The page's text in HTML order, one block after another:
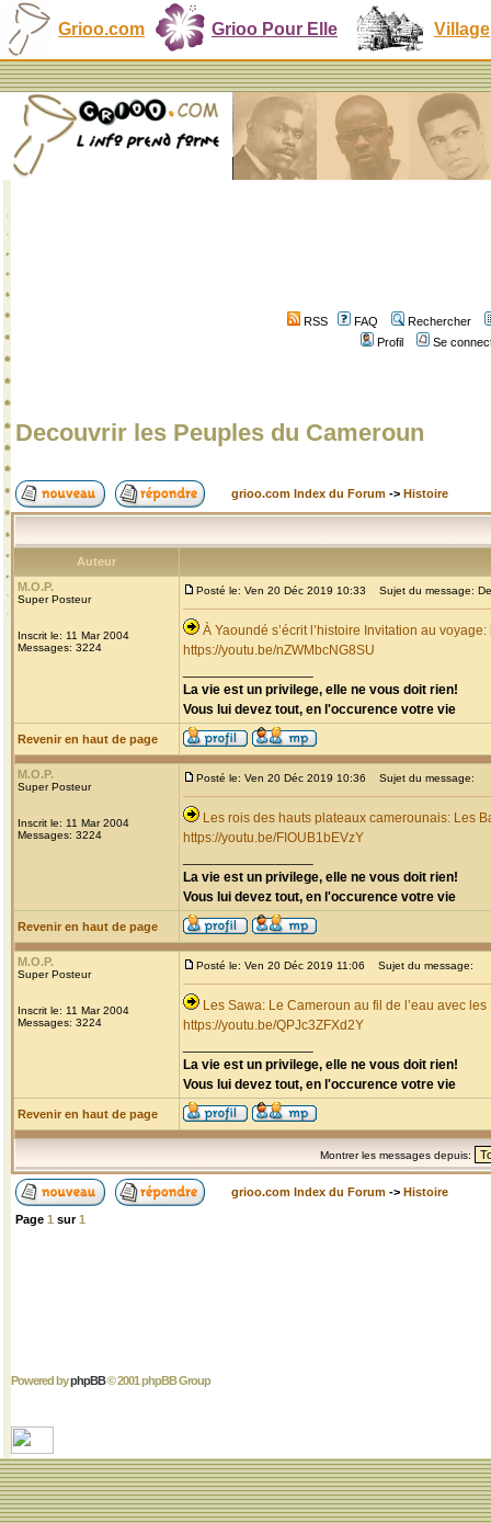
Grioo.com Grioo Pour Elle Village
RSS FAQ
Rechercher
Profil
Se
Decouvrir les Peuples du Cameroun
grioo.com Index du Forum -> Histoire
Auteur
M.O.P.
Super Posteur
Inscrit le: 11 Mar 2004
Messages: 3224
Posté le: Ven 20 Déc 2019 10:33 Sujet du message:
À Yaoundé s’écrit l’histoire Invitation au
https://youtu.be/nZWMbcNG8SU
La vie est un privilege, elle ne vous doit rien!
Vous lui devez tout, en l'occurence votre vie
Revenir en haut de page
M.O.P.
Super Posteur
Inscrit le: 11 Mar 2004
Messages: 3224
Posté le: Ven 20 Déc 2019 10:36 Sujet du message:
Les rois des hauts plateaux camerounais: Les
https://youtu.be/FIOUB1bEVzY
La vie est un privilege, elle ne vous doit rien!
Vous lui devez tout, en l'occurence votre vie
Revenir en haut de page
M.O.P.
Super Posteur
Inscrit le: 11 Mar 2004
Messages: 3224
Posté le: Ven 20 Déc 2019 11:06 Sujet du message:
Les Sawa: Le Cameroun au fil de l’eau avec
https://youtu.be/QPJc3ZFXd2Y
La vie est un privilege, elle ne vous doit rien!
Vous lui devez tout, en l'occurence votre vie
Revenir en haut de page
Montrer les messages depuis:
grioo.com Index du Forum -> Histoire
Page 1 sur1
Powered byphpBB© 2001 phpBB Group